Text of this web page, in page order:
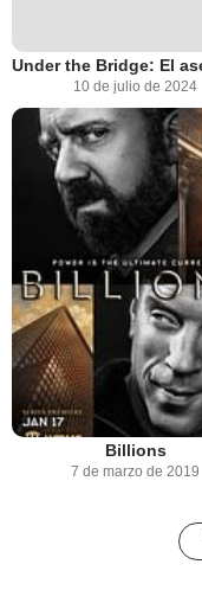
10 de julio de 2024
Billions
7 de marzo de 2019